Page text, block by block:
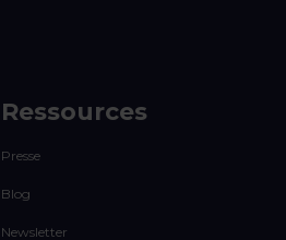
Ressources
Presse
Blog
Newsletter